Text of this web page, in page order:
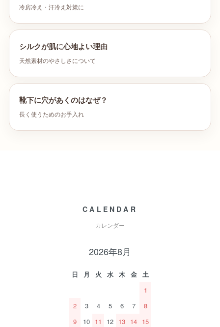
冷房冷え・汗冷え対策に
シルクが肌に心地よい理由
天然素材のやさしさについて
靴下に穴があくのはなぜ？
長く使うためのお手入れ
CALENDAR
カレンダー
2026年8月
日 月 火 水 木 金
土
1
2
3 4 5 6 7
8
9
10 11 12 13 14 15